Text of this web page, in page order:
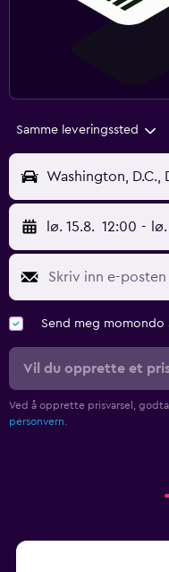
Samme leveringssted
Washington, D.C.,
lø. 15.8. 12:00 -
Send meg momondo
Vil du opprette et
Ved å opprette prisvarsel,
personvern.